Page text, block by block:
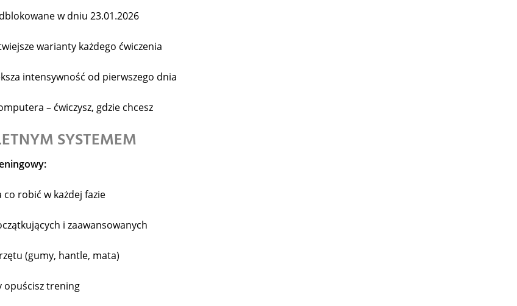
w dniu 23.01.2026
warianty każdego ćwiczenia
intensywność od pierwszego dnia
– ćwiczysz, gdzie chcesz
SYSTEMEM
co robić w każdej fazie
i zaawansowanych
(gumy, hantle, mata)
opuścisz trening